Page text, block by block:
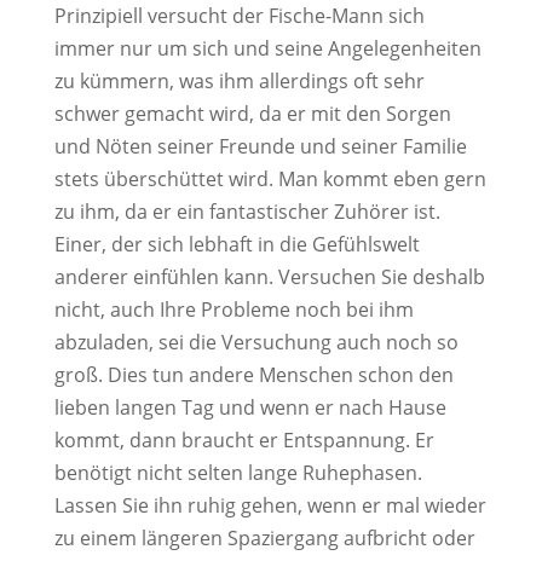
Prinzipiell versucht der Fische-Mann sich
immer nur um sich und seine Angelegenheiten
zu kümmern, was ihm allerdings oft sehr
schwer gemacht wird, da er mit den Sorgen
und Nöten seiner Freunde und seiner Familie
stets überschüttet wird. Man kommt eben gern
zu ihm, da er ein fantastischer Zuhörer ist.
Einer, der sich lebhaft in die Gefühlswelt
anderer einfühlen kann. Versuchen Sie deshalb
nicht, auch Ihre Probleme noch bei ihm
abzuladen, sei die Versuchung auch noch so
groß. Dies tun andere Menschen schon den
lieben langen Tag und wenn er nach Hause
kommt, dann braucht er Entspannung. Er
benötigt nicht selten lange Ruhephasen.
Lassen Sie ihn ruhig gehen, wenn er mal wieder
zu einem längeren Spaziergang aufbricht oder